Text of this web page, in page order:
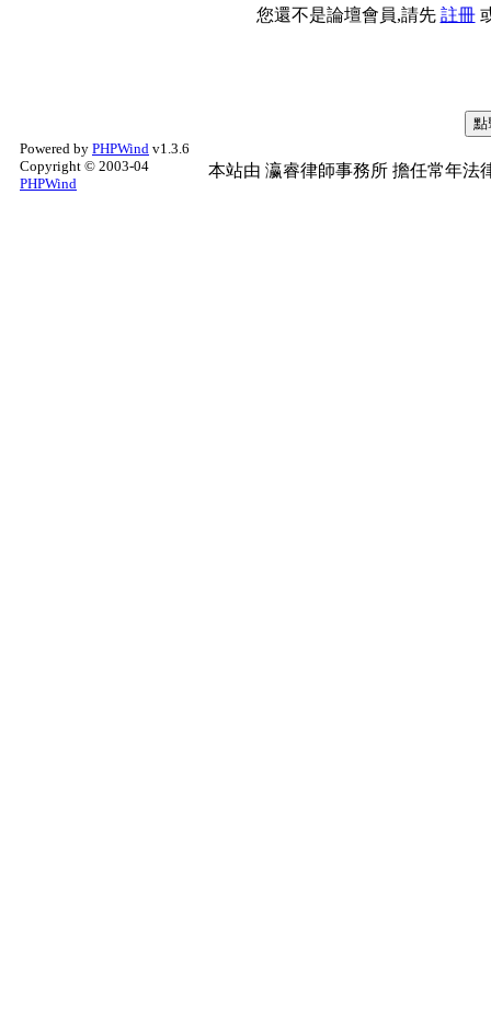
您還不是論壇會員,請先 註冊
Powered by PHPWind v1.3.6
Copyright © 2003-04
PHPWind
本站由 瀛睿律師事務所 擔任常年法